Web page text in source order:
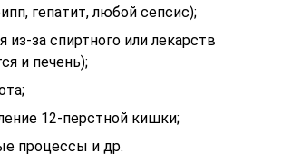
гепатит, любой сепсис);
из-за спиртного или лекарств
и печень);
12-перстной кишки;
процессы и др.